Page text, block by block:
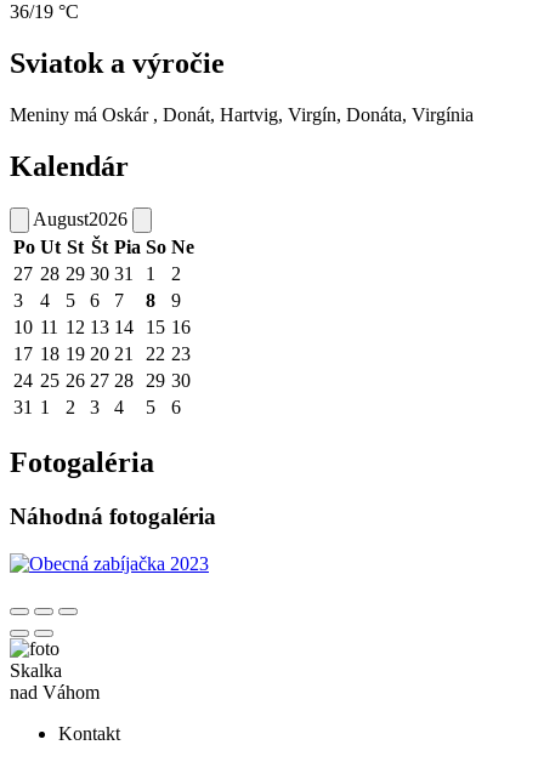
36/19 °C
Sviatok a výročie
Meniny má Oskár , Donát, Hartvig, Virgín, Donáta, Virgínia
Kalendár
August2026
Po Ut St Št Pia So Ne
27 28 29 30 31 1
2
3
4 5 6 7 8
9
10 11 12 13 14 15 16
17 18 19 20 21 22 23
24 25 26 27 28 29 30
31 1 2 3 4 5 6
Fotogaléria
Náhodná fotogaléria
Skalka
nad Váhom
Kontakt